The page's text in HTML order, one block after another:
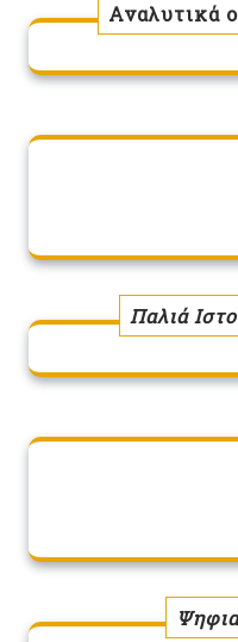
Αναλυτικά
Παλιά